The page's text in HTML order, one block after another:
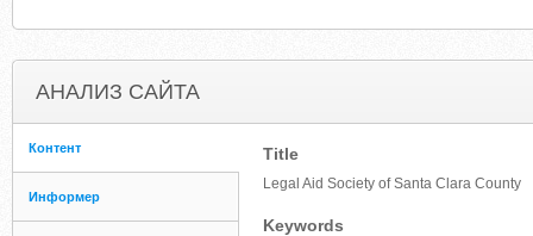
АНАЛИЗ САЙТА
Контент
Информер
Title
Legal Aid Society of Santa Clara County
Keywords